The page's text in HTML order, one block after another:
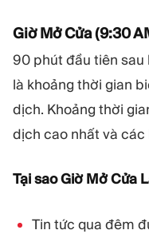
Giờ Mở Cửa (9:30
90 phút đầu tiên
là khoảng thời gian
dịch. Khoảng thời
dịch cao nhất và các
Tại sao Giờ Mở Cửa
Tin tức qua đêm